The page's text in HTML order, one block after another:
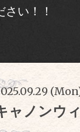
い！！
ャノンウ